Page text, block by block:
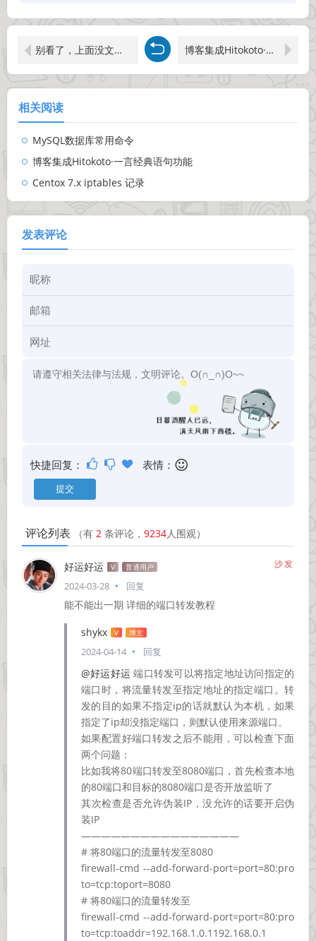
别看了，上面没文章啦！ 博客集成Hitokoto·一言经典语句功能
相关阅读
MySQL数据库常用命令
博客集成Hitokoto·一言经典语句功能
Centox 7.x iptables 记录
发表评论
快捷回复： 表情：
评论列表 （有 2 条评论， 9234人围观）
好运好运 V 普通用户 沙发
2024-03-28 回复
能不能出一期 详细的端口转发教程
shykx V 博主
2024-04-14 回复
@好运好运 端口转发可以将指定地址访问指定的
端口时，将流量转发至指定地址的指定端口。转
发的目的如果不指定ip的话就默认为本机，如果
指定了ip却没指定端口，则默认使用来源端口。
如果配置好端口转发之后不能用，可以检查下面
两个问题：
比如我将80端口转发至8080端口，首先检查本地
的80端口和目标的8080端口是否开放监听了
其次检查是否允许伪装IP，没允许的话要开启伪
装IP
————————————————
# 将80端口的流量转发至8080
firewall-cmd --add-forward-port=port=80:pro
to=tcp:toport=8080
# 将80端口的流量转发至
firewall-cmd --add-forward-port=port=80:pro
to=tcp:toaddr=192.168.1.0.1192.168.0.1